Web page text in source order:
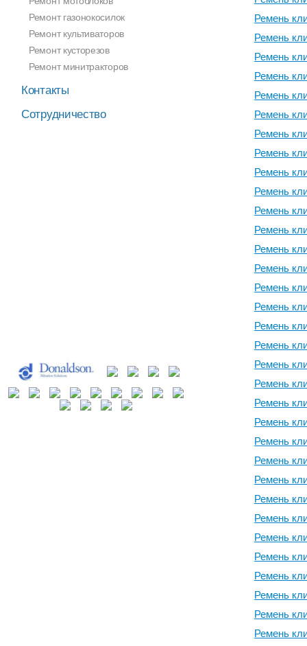
Ремень
Ремень
Ремень
Ремень
Ремень
Ремень
Ремень
Ремень
Ремень
Ремень
Ремень
Ремень
Ремень
Ремень
Ремень
Ремень
Ремень
Ремень
Ремень
Ремень
Ремень
Ремень
Ремень
Ремень
Ремень
Ремень
Ремень
Ремень
Ремень
Ремень
Ремень
Ремень
Ремень
Ремонт газонокосилок
Ремонт культиваторов
Ремонт кусторезов
Ремонт минитракторов
Контакты
Сотрудничество